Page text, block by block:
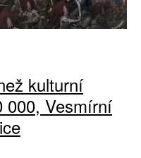
kulturní
000, Vesmírní